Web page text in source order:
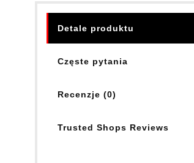
Detale produktu
Częste pytania
Recenzje (0)
Trusted Shops Reviews